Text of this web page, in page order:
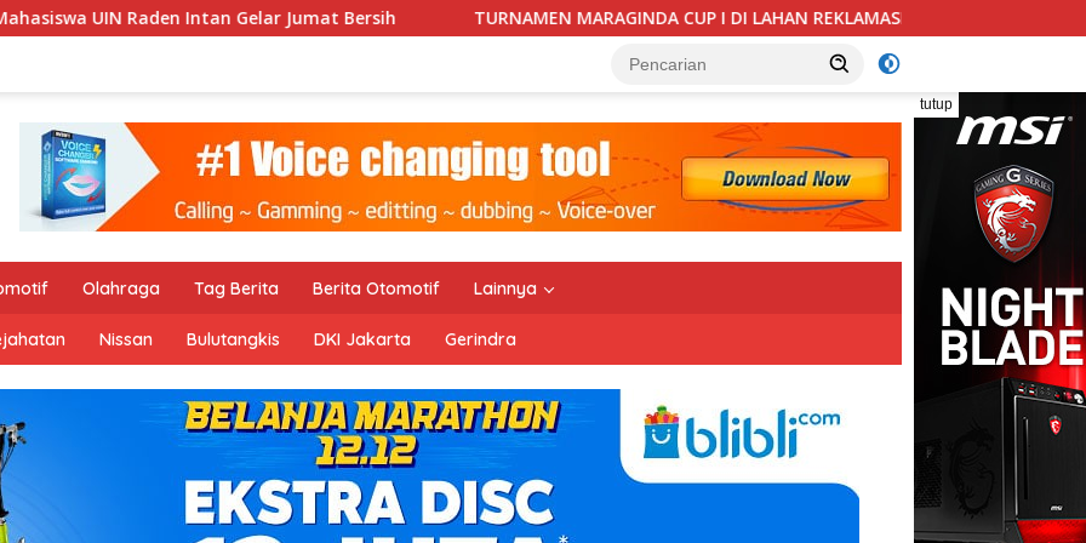
Jumat Bersih TURNAMEN MARAGINDA CUP I DI LAHAN REKLAMASI ILEGAL, AKTIVIS DESAK PEMKAB MADINA BERI
tutup
Olahraga Tag Berita Berita Otomotif Lainnya
Nissan Bulutangkis DKI Jakarta Gerindra